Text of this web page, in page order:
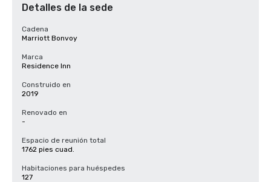
Detalles de la sede
Cadena
Marriott Bonvoy
Marca
Residence Inn
Construido en
2019
Renovado en
-
Espacio de reunión total
1762 pies cuad.
Habitaciones para huéspedes
127